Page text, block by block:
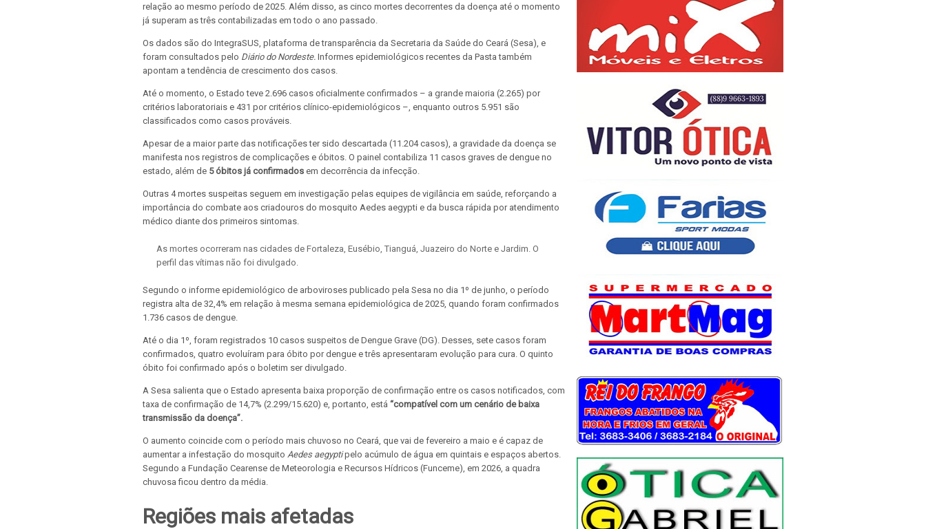
relação ao mesmo período de 2025. Além disso, as cinco mortes decorrentes da doença até o momento
já superam as três contabilizadas em todo o ano passado.
Os dados são do IntegraSUS, plataforma de transparência da Secretaria da Saúde do Ceará (Sesa), e
foram consultados pelo Diário do Nordeste. Informes epidemiológicos recentes da Pasta também
apontam a tendência de crescimento dos casos.
Até o momento, o Estado teve 2.696 casos oficialmente confirmados – a grande maioria (2.265) por
critérios laboratoriais e 431 por critérios clínico-epidemiológicos –, enquanto outros 5.951 são
classificados como casos prováveis.
Apesar de a maior parte das notificações ter sido descartada (11.204 casos), a gravidade da doença se
manifesta nos registros de complicações e óbitos. O painel contabiliza 11 casos graves de dengue no
estado, além de 5 óbitos já confirmados em decorrência da infecção.
Outras 4 mortes suspeitas seguem em investigação pelas equipes de vigilância em saúde, reforçando a
importância do combate aos criadouros do mosquito Aedes aegypti e da busca rápida por atendimento
médico diante dos primeiros sintomas.
As mortes ocorreram nas cidades de Fortaleza, Eusébio, Tianguá, Juazeiro do Norte e Jardim. O
perfil das vítimas não foi divulgado.
Segundo o informe epidemiológico de arboviroses publicado pela Sesa no dia 1º de junho, o período
registra alta de 32,4% em relação à mesma semana epidemiológica de 2025, quando foram confirmados
1.736 casos de dengue.
Até o dia 1º, foram registrados 10 casos suspeitos de Dengue Grave (DG). Desses, sete casos foram
confirmados, quatro evoluíram para óbito por dengue e três apresentaram evolução para cura. O quinto
óbito foi confirmado após o boletim ser divulgado.
A Sesa salienta que o Estado apresenta baixa proporção de confirmação entre os casos notificados, com
taxa de confirmação de 14,7% (2.299/15.620) e, portanto, está “compatível com um cenário de baixa
transmissão da doença”.
O aumento coincide com o período mais chuvoso no Ceará, que vai de fevereiro a maio e é capaz de
aumentar a infestação do mosquito Aedes aegyptipelo acúmulo de água em quintais e espaços abertos.
Segundo a Fundação Cearense de Meteorologia e Recursos Hídricos (Funceme), em 2026, a quadra
chuvosa ficou dentro da média.
Regiões mais afetadas